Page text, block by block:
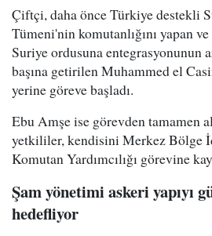
Çiftçi, daha önce Türkiye destekli
Tümeni'nin komutanlığını yapan
Suriye ordusuna entegrasyonunun
başına getirilen Muhammed el
yerine göreve başladı.
Ebu Amşe ise görevden tamamen
yetkililer, kendisini Merkez Bölge
Komutan Yardımcılığı görevine
Şam yönetimi askeri yapıyı
hedefliyor